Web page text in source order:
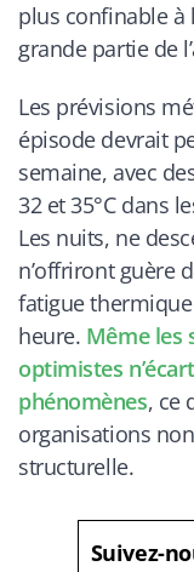
plus confinable à
grande partie de
Les prévisions
épisode devrait
semaine, avec
32 et 35°C dans
Les nuits, ne
n’offriront guère
fatigue thermique
heure. Même les
optimistes
phénomènes, ce
organisations
structurelle.
Suivez-